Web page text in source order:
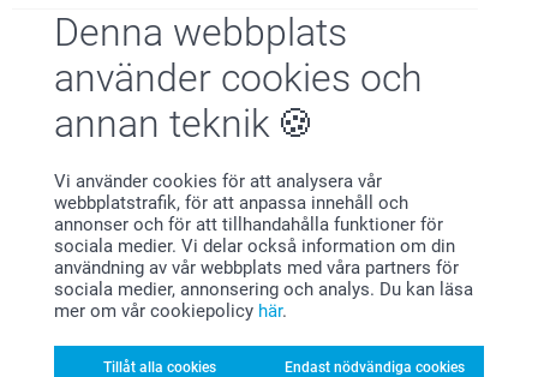
Denna webbplats
använder cookies och
annan teknik
Vi använder cookies för att analysera vår
webbplatstrafik, för att anpassa innehåll och
annonser och för att tillhandahålla funktioner för
sociala medier. Vi delar också information om din
användning av vår webbplats med våra partners för
sociala medier, annonsering och analys. Du kan läsa
mer om vår cookiepolicy här.
Tillåt alla cookies Endast nödvändiga cookies
Bonus på alla dina köp
Letar du efter inspiration?